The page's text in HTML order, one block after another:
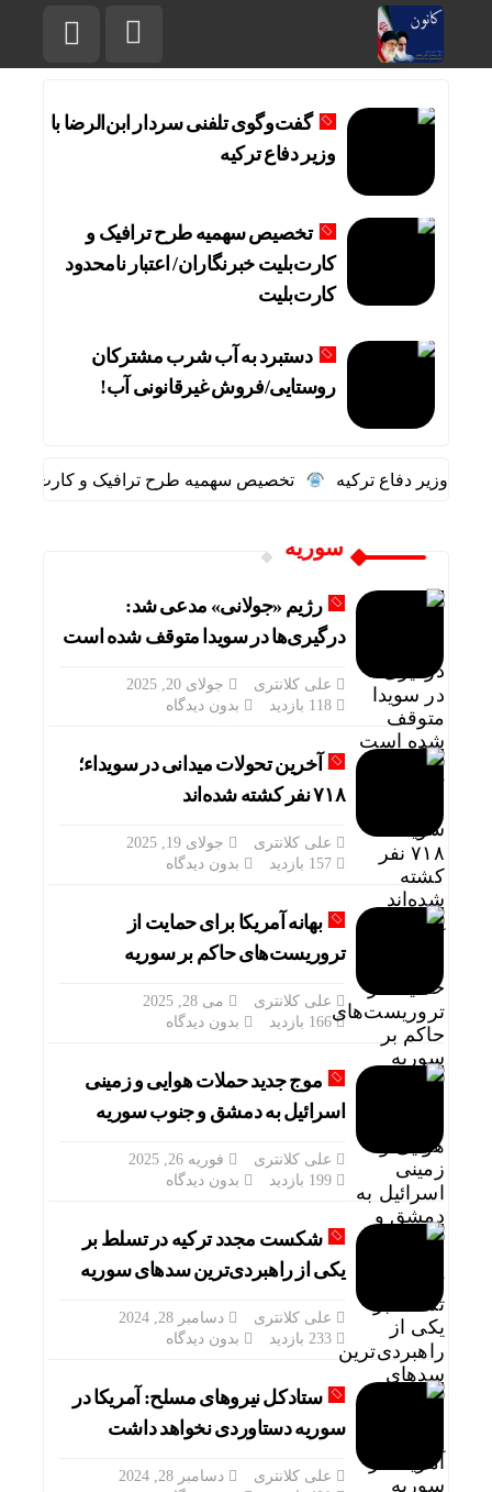
گفت‌وگوی تلفنی سردار ابن‌الرضا با
وزیر دفاع ترکیه
تخصیص سهمیه طرح ترافیک و
کارت‌بلیت خبرنگاران/ اعتبار نامحدود
کارت‌بلیت
دستبرد به آب شرب مشترکان
روستایی/فروش غیرقانونی آب!
با وزیر دفاع ترکیه تخصیص سهمیه طرح ترافیک و کارت‌بلیت
سوریه
رژیم «جولانی» مدعی شد:
درگیری‌ها در سویدا متوقف شده است
علی کلانتری
جولای 20, 2025
بدون دیدگاه
آخرین تحولات میدانی در سویداء؛
۷۱۸ نفر کشته شده‌اند
علی کلانتری
جولای 19, 2025
بدون دیدگاه
بهانه آمریکا برای حمایت از
تروریست‌های حاکم بر سوریه
علی کلانتری
می 28, 2025
166 بازدید
بدون دیدگاه
موج جدید حملات هوایی و زمینی
اسرائیل به دمشق و جنوب سوریه
علی کلانتری
فوریه 26, 2025
بدون دیدگاه
شکست مجدد ترکیه در تسلط بر
یکی از راهبردی‌ترین سدهای سوریه
علی کلانتری
دسامبر 28, 2024
بدون دیدگاه
ستادکل نیروهای مسلح: آمریکا در
سوریه دستاوردی نخواهد داشت
علی کلانتری
دسامبر 28, 2024